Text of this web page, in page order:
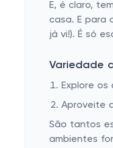
E, é claro,
casa. E para
já vi!). É só
Variedade
Explore
Aproveite
São tantos
ambientes